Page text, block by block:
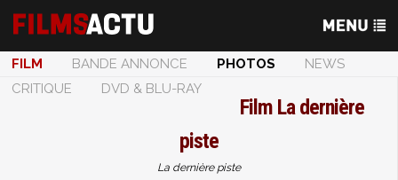
FILM BANDE ANNONCE PHOTOS
NEWS
CRITIQUE
DVD & BLU-RAY
Film La dernière
piste
La dernière piste